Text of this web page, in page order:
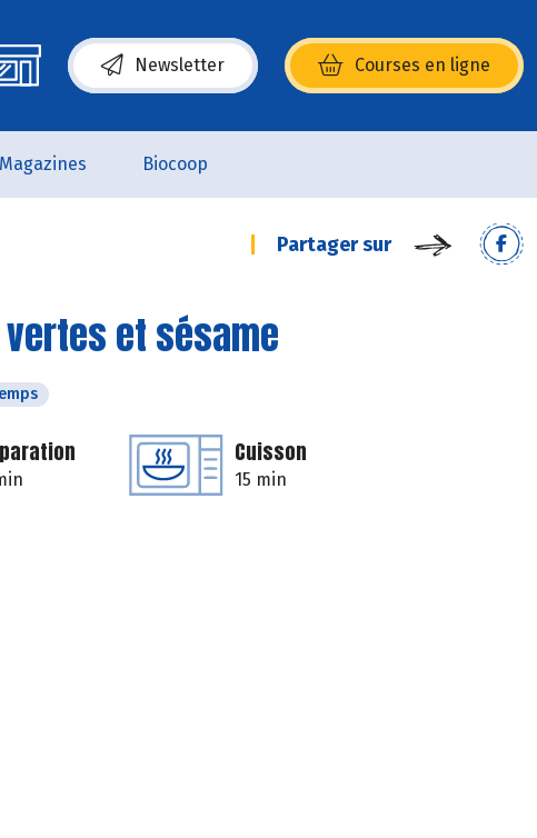
Newsletter Courses en ligne
(s’ouvre dans une nouvelle fenêtre)
Magazines Biocoop
Partager sur
et sésame
Cuisson
15 min